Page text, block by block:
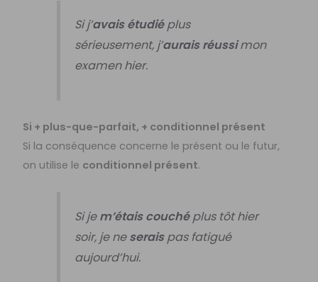
Si j’avais étudiéplus
sérieusement, j’aurais réussimon
examen hier.
Si + plus-que-parfait, + conditionnel présent
Si la conséquence concerne le présent ou le futur,
on utilise le conditionnel présent.
Si jem’étais couchéplus tôt hier
soir, je neseraispas fatigué
aujourd’hui.